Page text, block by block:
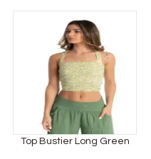
Top Bustier Long Green